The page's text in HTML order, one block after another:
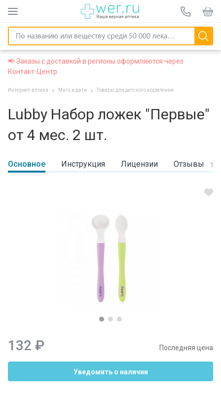
📢 Заказы с доставкой в регионы оформляются через
Контакт-Центр
Интернет-аптека Мать и дитя Товары для детского кормления
Lubby Набор ложек "Первые"
от 4 мес. 2 шт.
Основное Инструкция Лицензии Отзывы
132 ₽ Последняя цена
Уведомить о наличии